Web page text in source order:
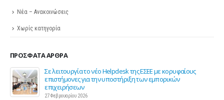
Νέα – Ανακοινώσεις
Χωρίς κατηγορία
ΠΡΌΣΦΑΤΑ ΆΡΘΡΑ
Σε λειτουργία το νέο Helpdesk της ΕΣΕΕ με κορυφαίους
επιστήμονες για την υποστήριξη των εμπορικών
επιχειρήσεων
27 Φεβρουαρίου 2026